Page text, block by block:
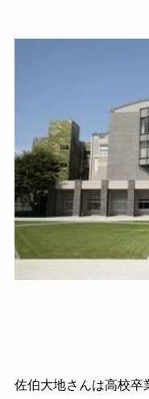
佐伯大地さんは高校卒